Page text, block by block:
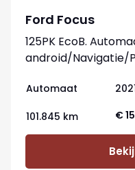
Ford Focus
125PK EcoB.
android/Navigatie/
Automaat
101.845 km €